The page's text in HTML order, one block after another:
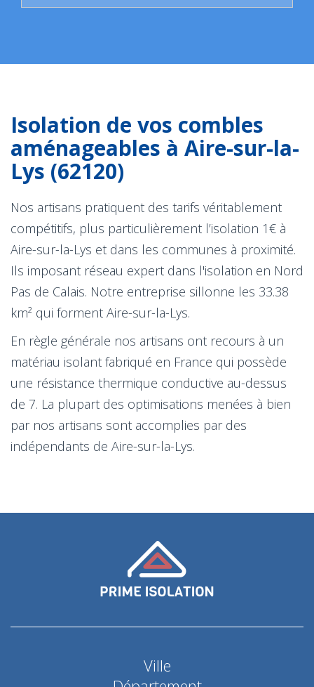
Isolation de vos combles
aménageables à Aire-sur-la-
Lys (62120)
Nos artisans pratiquent des tarifs véritablement
compétitifs, plus particulièrement l’isolation 1€ à
Aire-sur-la-Lys et dans les communes à proximité.
Ils imposant réseau expert dans l'isolation en Nord
Pas de Calais. Notre entreprise sillonne les 33.38
km² qui forment Aire-sur-la-Lys.
En règle générale nos artisans ont recours à un
matériau isolant fabriqué en France qui possède
une résistance thermique conductive au-dessus
de 7. La plupart des optimisations menées à bien
par nos artisans sont accomplies par des
indépendants de Aire-sur-la-Lys.
Ville